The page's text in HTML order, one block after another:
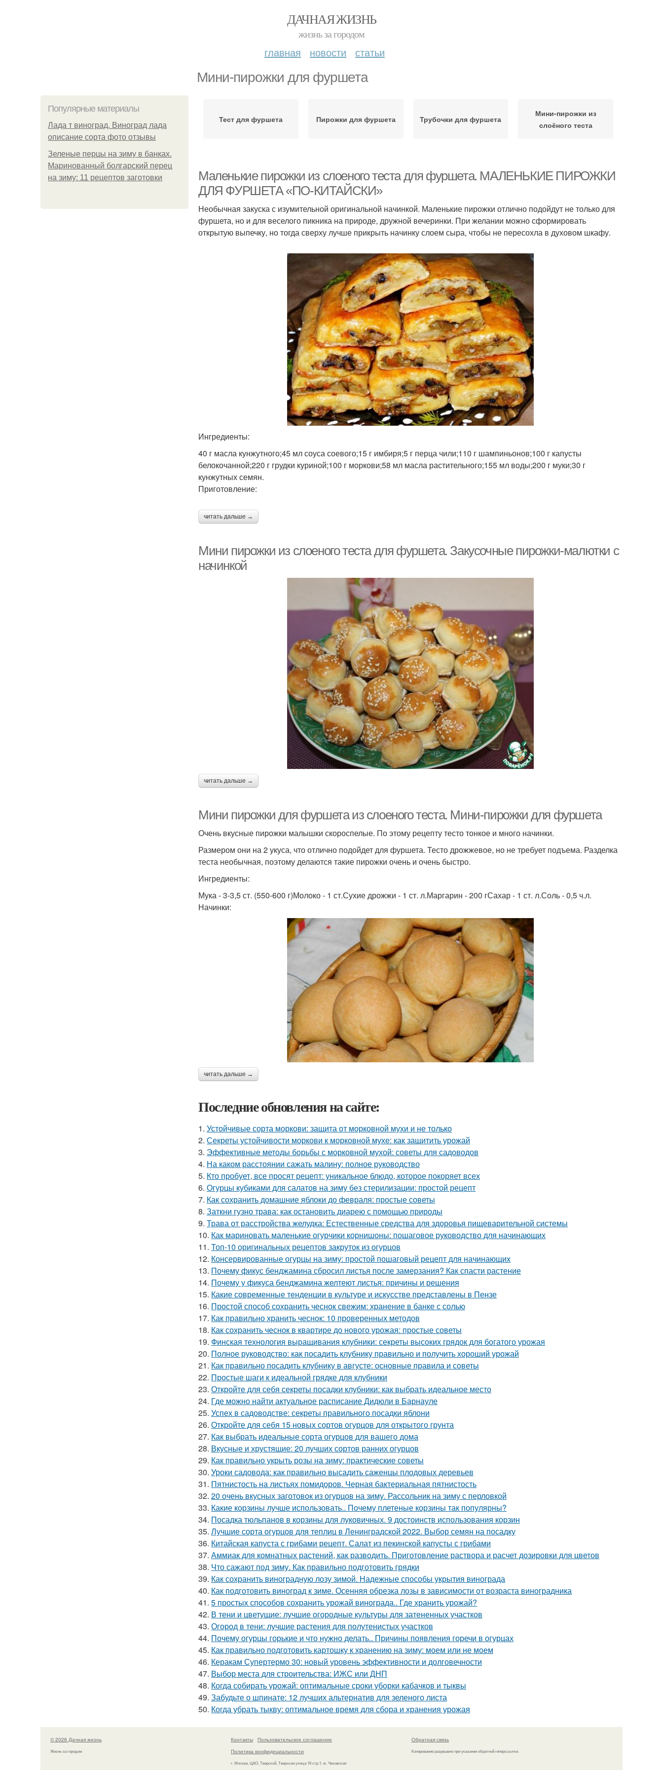
ДАЧНАЯ ЖИЗНЬ
жизнь за городом
главная новости статьи
Мини-пирожки для фуршета
Популярные материалы
Лада т виноград. Виноград лада
описание сорта фото отзывы
Зеленые перцы на зиму в банках.
Маринованный болгарский перец
на зиму: 11 рецептов заготовки
Тест для фуршета Пирожки для фуршета Трубочки для фуршета
Мини-пирожки из
слоёного теста
Маленькие пирожки из слоеного теста для фуршета. МАЛЕНЬКИЕ ПИРОЖКИ
ДЛЯ ФУРШЕТА «ПО-КИТАЙСКИ»
Необычная закуска с изумительной оригинальной начинкой. Маленькие пирожки отлично подойдут не только для
фуршета, но и для веселого пикника на природе, дружной вечеринки. При желании можно сформировать
открытую выпечку, но тогда сверху лучше прикрыть начинку слоем сыра, чтобы не пересохла в духовом шкафу.
Ингредиенты:
40 г масла кунжутного;45 мл соуса соевого;15 г имбиря;5 г перца чили;110 г шампиньонов;100 г капусты
белокочанной;220 г грудки куриной;100 г моркови;58 мл масла растительного;155 мл воды;200 г муки;30 г
кунжутных семян.
Приготовление:
читать дальше →
Мини пирожки из слоеного теста для фуршета. Закусочные пирожки-малютки с
начинкой
читать дальше →
Мини пирожки для фуршета из слоеного теста. Мини-пирожки для фуршета
Очень вкусные пирожки малышки скороспелые. По этому рецепту тесто тонкое и много начинки.
Размером они на 2 укуса, что отлично подойдет для фуршета. Тесто дрожжевое, но не требует подъема. Разделка
теста необычная, поэтому делаются такие пирожки очень и очень быстро.
Ингредиенты:
Мука - 3-3,5 ст. (550-600 г)Молоко - 1 ст.Сухие дрожжи - 1 ст. л.Маргарин - 200 гСахар - 1 ст. л.Соль - 0,5 ч.л.
Начинки:
читать дальше →
Последние обновления на сайте:
1. Устойчивые сорта моркови: защита от морковной мухи и не только
2. Секреты устойчивости моркови к морковной мухе: как защитить урожай
3. Эффективные методы борьбы с морковной мухой: советы для садоводов
4. На каком расстоянии сажать малину: полное руководство
5. Кто пробует, все просят рецепт: уникальное блюдо, которое покоряет всех
6. Огурцы кубиками для салатов на зиму без стерилизации: простой рецепт
7. Как сохранить домашние яблоки до февраля: простые советы
8. Заткни гузно трава: как остановить диарею с помощью природы
9. Трава от расстройства желудка: Естественные средства для здоровья пищеварительной системы
10. Как мариновать маленькие огурчики корнишоны: пошаговое руководство для начинающих
11. Топ-10 оригинальных рецептов закруток из огурцов
12. Консервированные огурцы на зиму: простой пошаговый рецепт для начинающих
13. Почему фикус бенджамина сбросил листья после замерзания? Как спасти растение
14. Почему у фикуса бенджамина желтеют листья: причины и решения
15. Какие современные тенденции в культуре и искусстве представлены в Пензе
16. Простой способ сохранить чеснок свежим: хранение в банке с солью
17. Как правильно хранить чеснок: 10 проверенных методов
18. Как сохранить чеснок в квартире до нового урожая: простые советы
19. Финская технология выращивания клубники: секреты высоких грядок для богатого урожая
20. Полное руководство: как посадить клубнику правильно и получить хороший урожай
21. Как правильно посадить клубнику в августе: основные правила и советы
22. Простые шаги к идеальной грядке для клубники
23. Откройте для себя секреты посадки клубники: как выбрать идеальное место
24. Где можно найти актуальное расписание Дидюли в Барнауле
25. Успех в садоводстве: секреты правильного посадки яблони
26. Откройте для себя 15 новых сортов огурцов для открытого грунта
27. Как выбрать идеальные сорта огурцов для вашего дома
28. Вкусные и хрустящие: 20 лучших сортов ранних огурцов
29. Как правильно укрыть розы на зиму: практические советы
30. Уроки садовода: как правильно высадить саженцы плодовых деревьев
31. Пятнистость на листьях помидоров. Черная бактериальная пятнистость
32. 20 очень вкусных заготовок из огурцов на зиму. Рассольник на зиму с перловкой
33. Какие корзины лучше использовать.. Почему плетеные корзины так популярны?
34. Посадка тюльпанов в корзины для луковичных. 9 достоинств использования корзин
35. Лучшие сорта огурцов для теплиц в Ленинградской 2022. Выбор семян на посадку
36. Китайская капуста с грибами рецепт. Салат из пекинской капусты с грибами
37. Аммиак для комнатных растений, как разводить. Приготовление раствора и расчет дозировки для цветов
38. Что сажают под зиму. Как правильно подготовить грядки
39. Как сохранить виноградную лозу зимой. Надежные способы укрытия винограда
40. Как подготовить виноград к зиме. Осенняя обрезка лозы в зависимости от возраста виноградника
41. 5 простых способов сохранить урожай винограда.. Где хранить урожай?
42. В тени и цветущие: лучшие огородные культуры для затененных участков
43. Огород в тени: лучшие растения для полутенистых участков
44. Почему огурцы горькие и что нужно делать.. Причины появления горечи в огурцах
45. Как правильно подготовить картошку к хранению на зиму: моем или не моем
46. Керакам Супертермо 30: новый уровень эффективности и долговечности
47. Выбор места для строительства: ИЖС или ДНП
48. Когда собирать урожай: оптимальные сроки уборки кабачков и тыквы
49. Забудьте о шпинате: 12 лучших альтернатив для зеленого листа
50. Когда убрать тыкву: оптимальное время для сбора и хранения урожая
© 2026 Дачная жизнь
Жизнь за городом
Контакты
Пользовательское соглашение
Политика конфидециальности
г. Москва, ЦАО, Тверской, Тверская улица 16 стр.1, м. Чеховская
Обратная связь
Копирование разрешено при указании обратной гиперссылки.